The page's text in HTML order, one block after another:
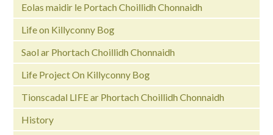
Eolas maidir le Portach Choillidh Chonnaidh
Life on Killyconny Bog
Saol ar Phortach Choillidh Chonnaidh
Life Project On Killyconny Bog
Tionscadal LIFE ar Phortach Choillidh Chonnaidh
History